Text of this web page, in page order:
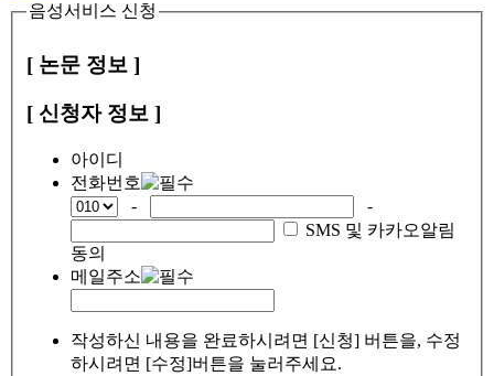
음성서비스 신청
[ 논문 정보 ]
[ 신청자 정보 ]
아이디
전화번호
-
-
SMS 및 카카오알림
동의
메일주소
작성하신 내용을 완료하시려면 [신청] 버튼을, 수정
하시려면 [수정]버튼을 눌러주세요.